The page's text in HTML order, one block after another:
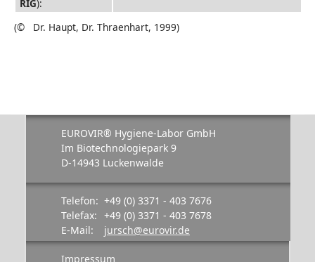
RIG):
(© Dr. Haupt, Dr. Thraenhart, 1999)
EUROVIR® Hygiene-Labor GmbH
Im Biotechnologiepark 9
D-14943 Luckenwalde
Telefon: +49 (0) 3371 - 403 7676
Telefax: +49 (0) 3371 - 403 7678
E-Mail:
jursch@eurovir.de
Impressum